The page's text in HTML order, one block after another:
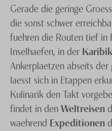
Gerade die geringe
die sonst schwer
fuehren die Routen tief in
Inselhaefen, in der
Ankerplaetzen abseits der
laesst sich in Etappen
Kulinarik den Takt
findet in denWeltreisen
waehrend Expeditionen